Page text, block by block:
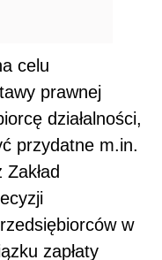
celu
prawnej
działalności,
przydatne m.in.
w
zapłaty